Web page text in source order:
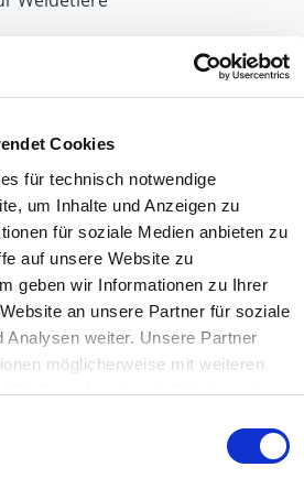
Cookies
für technisch notwendige
um Inhalte und Anzeigen zu
für soziale Medien anbieten zu
auf unsere Website zu
geben wir Informationen zu Ihrer
an unsere Partner für soziale
Analysen weiter. Unsere Partner
möglicherweise mit weiteren
Sie ihnen bereitgestellt haben oder
für Pferde